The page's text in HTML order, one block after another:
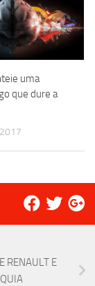
uma
que dure a
RENAULT E